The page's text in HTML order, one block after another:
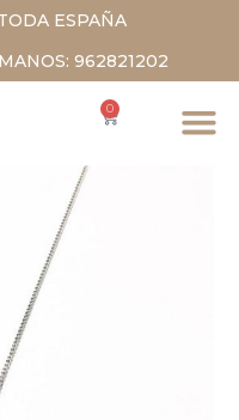
ESPAÑA
962821202
0